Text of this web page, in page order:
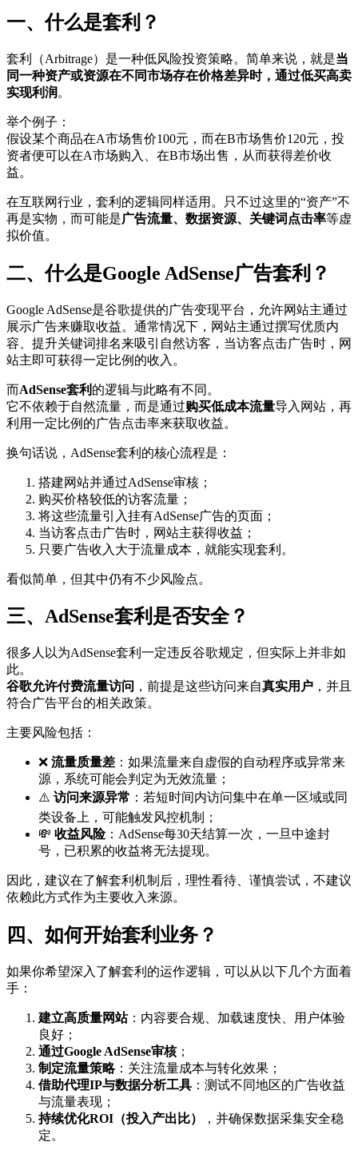
一、什么是套利？
套利（Arbitrage）是一种低风险投资策略。简单来说，就是当
同一种资产或资源在不同市场存在价格差异时，通过低买高卖
实现利润 。
举个例子：
假设某个商品在A市场售价100元，而在B市场售价120元，投
资者便可以在A市场购入、在B市场出售，从而获得差价收
益。
在互联网行业，套利的逻辑同样适用。只不过这里的“资产”不
再是实物，而可能是广告流量、数据资源、关键词点击率等虚
拟价值。
二、什么是Google AdSense广告套利？
Google AdSense是谷歌提供的广告变现平台，允许网站主通过
展示广告来赚取收益。通常情况下，网站主通过撰写优质内
容、提升关键词排名来吸引自然访客，当访客点击广告时，网
站主即可获得一定比例的收入。
而AdSense套利 的逻辑与此略有不同。
它不依赖于自然流量，而是通过购买低成本流量导入网站，再
利用一定比例的广告点击率来获取收益。
换句话说，AdSense套利的核心流程是：
搭建网站并通过AdSense审核；
购买价格较低的访客流量；
将这些流量引入挂有AdSense广告的页面；
当访客点击广告时，网站主获得收益；
只要广告收入大于流量成本，就能实现套利。
看似简单，但其中仍有不少风险点。
三、AdSense套利是否安全？
很多人以为AdSense套利一定违反谷歌规定，但实际上并非如
此。
谷歌允许付费流量访问 ，前提是这些访问来自真实用户 ，并且
符合广告平台的相关政策。
主要风险包括：
❌ 流量质量差 ：如果流量来自虚假的自动程序或异常来
源，系统可能会判定为无效流量；
⚠️ 访问来源异常 ：若短时间内访问集中在单一区域或同
类设备上，可能触发风控机制；
💸 收益风险：AdSense每30天结算一次，一旦中途封
号，已积累的收益将无法提现。
因此，建议在了解套利机制后，理性看待、谨慎尝试，不建议
依赖此方式作为主要收入来源。
四、如何开始套利业务？
如果你希望深入了解套利的运作逻辑，可以从以下几个方面着
手：
建立高质量网站：内容要合规、加载速度快、用户体验
良好；
通过Google AdSense审核；
制定流量策略：关注流量成本与转化效果；
借助代理IP与数据分析工具 ：测试不同地区的广告收益
与流量表现；
持续优化ROI（投入产出比）
，并确保数据采集安全稳
定。